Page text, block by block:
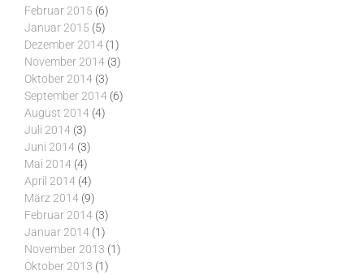
Februar 2015 (6)
Januar 2015 (5)
Dezember 2014 (1)
November 2014 (3)
Oktober 2014 (3)
September 2014 (6)
August 2014 (4)
Juli 2014 (3)
Juni 2014 (3)
Mai 2014 (4)
April 2014 (4)
März 2014 (9)
Februar 2014 (3)
Januar 2014 (1)
November 2013 (1)
Oktober 2013 (1)